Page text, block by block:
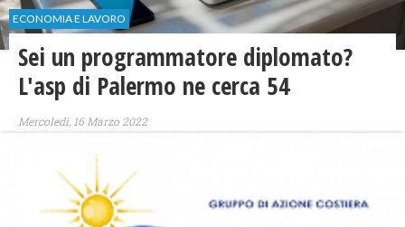
ECONOMIA E LAVORO
Sei un programmatore diplomato?
L'asp di Palermo ne cerca 54
Mercoledì, 16 Marzo 2022